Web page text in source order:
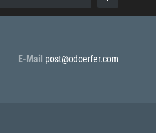
E-Mail post@odoerfer.com